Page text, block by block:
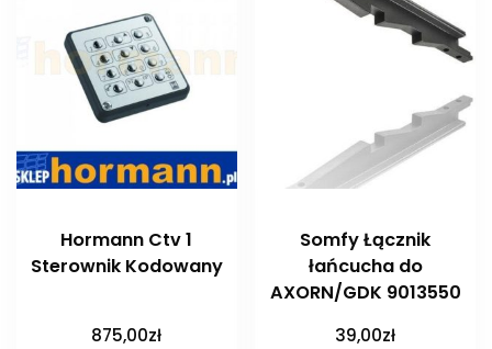
Hormann Ctv 1
Sterownik Kodowany
875,00zł
Somfy Łącznik
łańcucha do
AXORN/GDK 9013550
39,00zł